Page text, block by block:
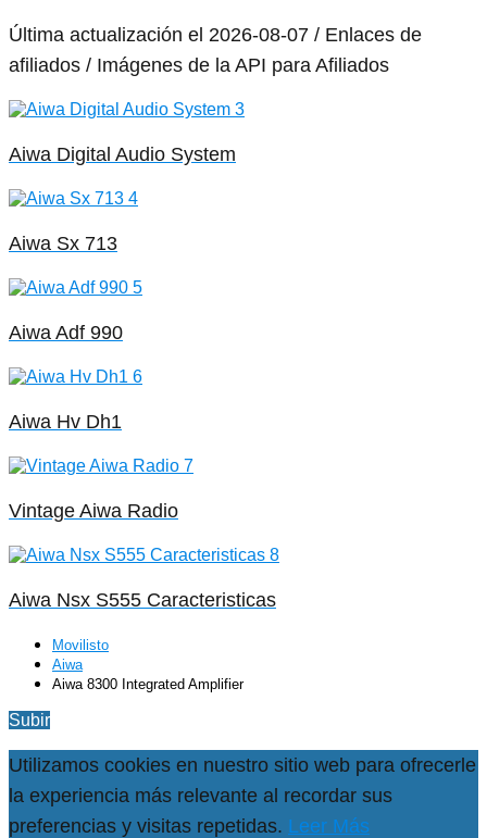
Última actualización el 2026-08-07 / Enlaces de
afiliados / Imágenes de la API para Afiliados
Aiwa Digital Audio System
Aiwa Sx 713
Aiwa Adf 990
Aiwa Hv Dh1
Vintage Aiwa Radio
Aiwa Nsx S555 Caracteristicas
Movilisto
Aiwa
Aiwa 8300 Integrated Amplifier
Subir
Utilizamos cookies en nuestro sitio web para ofrecerle
la experiencia más relevante al recordar sus
preferencias y visitas repetidas. Leer Más